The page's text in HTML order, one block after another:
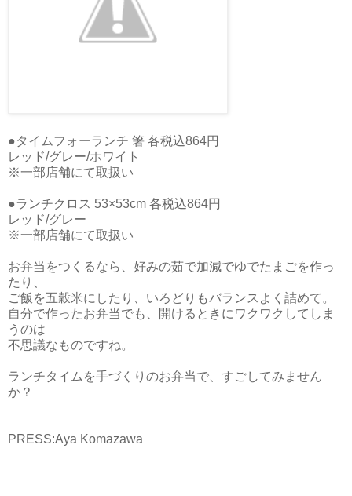
●タイムフォーランチ 箸 各税込864円
レッド/グレー/ホワイト
※一部店舗にて取扱い
●ランチクロス 53×53cm 各税込864円
レッド/グレー
※一部店舗にて取扱い
お弁当をつくるなら、好みの茹で加減でゆでたまごを作っ
たり、
ご飯を五穀米にしたり、いろどりもバランスよく詰めて。
自分で作ったお弁当でも、開けるときにワクワクしてしま
うのは
不思議なものですね。
ランチタイムを手づくりのお弁当で、すごしてみません
か？
PRESS:Aya Komazawa